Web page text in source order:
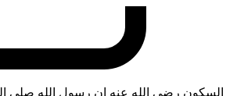
السكون رضي الله عنه ان رسول الله صلى